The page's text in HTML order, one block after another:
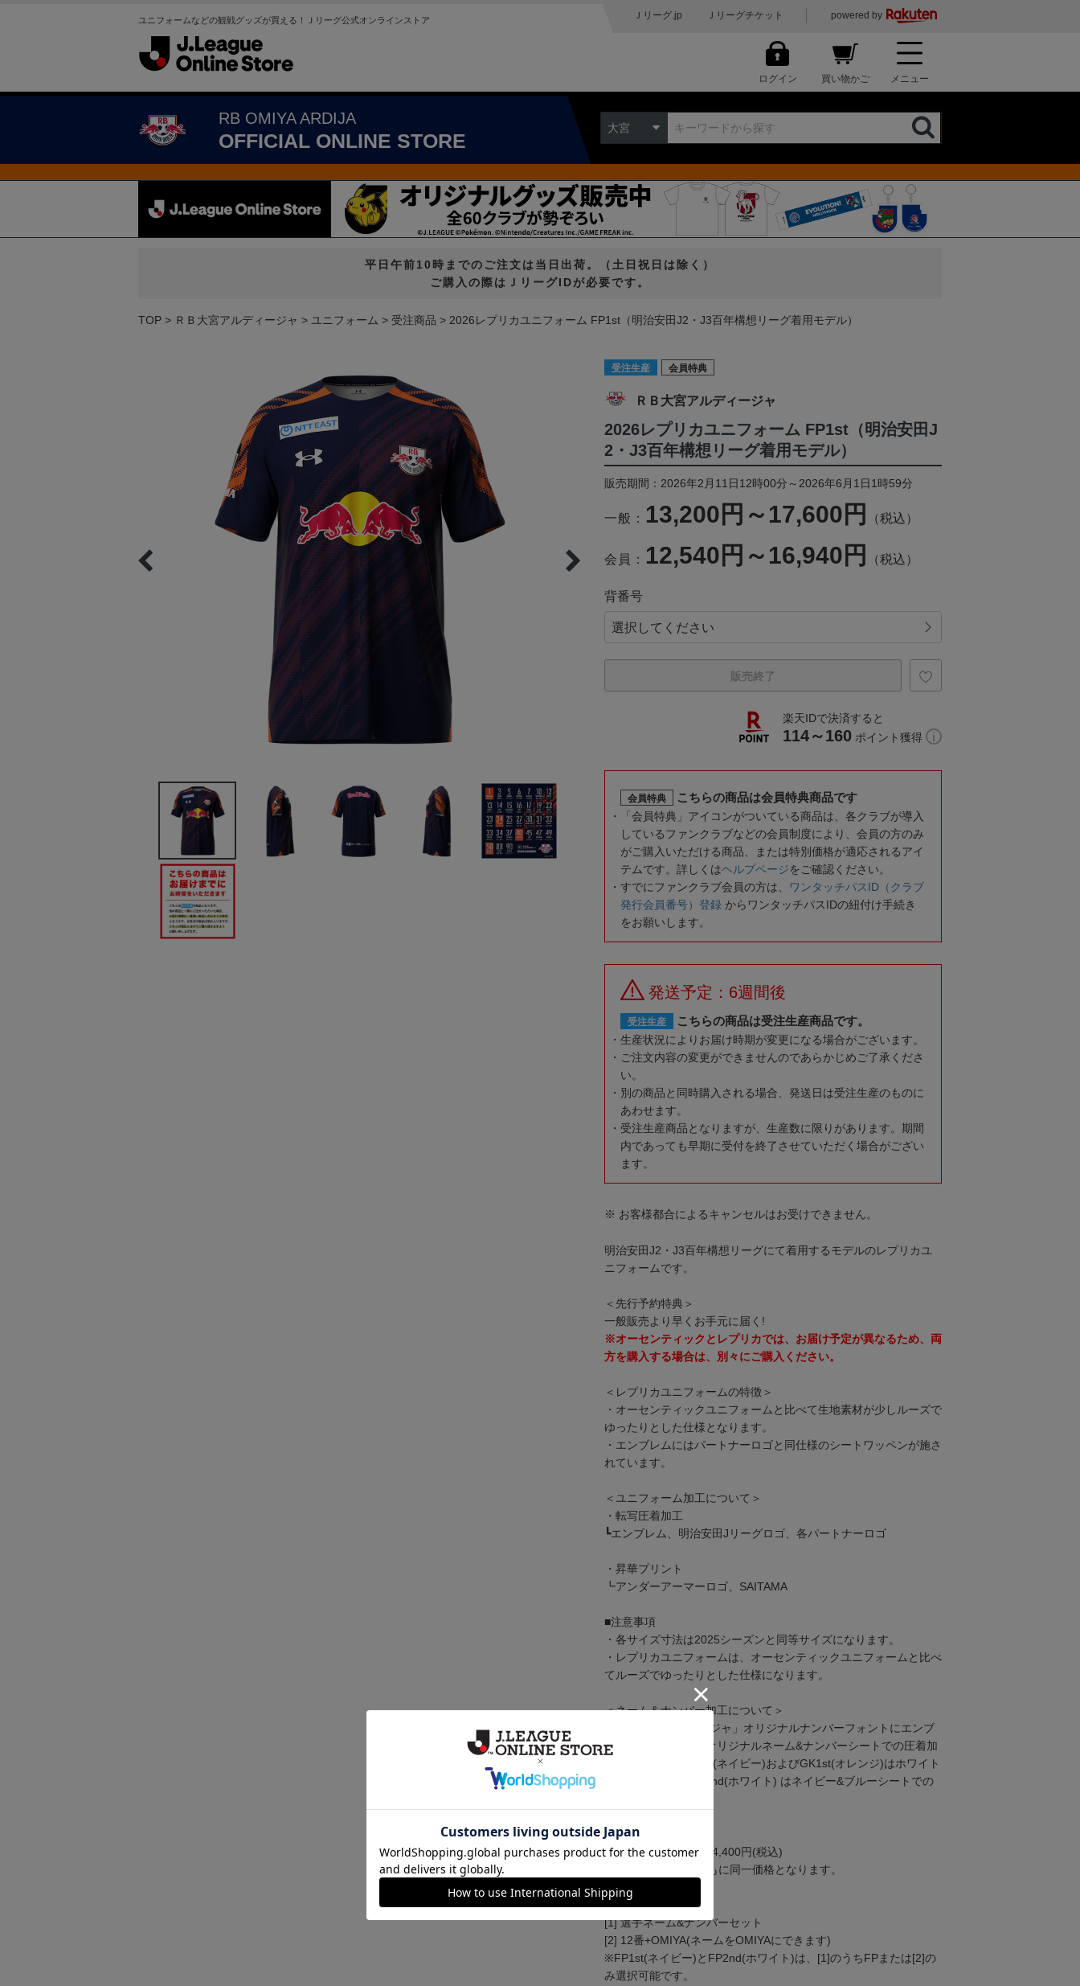
ユニフォームなどの観戦グッズが買える！Ｊリーグ公式オンラインストア Ｊリーグ.jp Ｊリーグチケット powered by
ログイン 買い物かご メニュー
RB OMIYA ARDIJA
OFFICIAL ONLINE STORE
大宮
平日午前10時までのご注文は当日出荷。（土日祝日は除く）
ご購入の際はＪリーグIDが必要です。
TOP ＲＢ大宮アルディージャ ユニフォーム 受注商品 2026レプリカユニフォーム FP1st（明治安田J2・J3百年構想リーグ着用モデル）
受注生産 会員特典
ＲＢ大宮アルディージャ
2026レプリカユニフォーム FP1st（明治安田J
2・J3百年構想リーグ着用モデル）
販売期間：2026年2月11日12時00分～2026年6月1日1時59分
一般： 13,200円～17,600円 （税込）
会員： 12,540円～16,940円 （税込）
背番号
販売終了
楽天IDで決済すると
114～160 ポイント獲得
会員特典 こちらの商品は会員特典商品です
「会員特典」アイコンがついている商品は、各クラブが導入
しているファンクラブなどの会員制度により、会員の方のみ
がご購入いただける商品、または特別価格が適応されるアイ
テムです。詳しくはヘルプページをご確認ください。
すでにファンクラブ会員の方は、
ワンタッチパスID（クラブ
発行会員番号）登録 からワンタッチパスIDの紐付け手続き
をお願いします。
発送予定：6週間後
受注生産 こちらの商品は受注生産商品です。
生産状況によりお届け時期が変更になる場合がございます。
ご注文内容の変更ができませんのであらかじめご了承くださ
い。
別の商品と同時購入される場合、発送日は受注生産のものに
あわせます。
受注生産商品となりますが、生産数に限りがあります。期間
内であっても早期に受付を終了させていただく場合がござい
ます。
※ お客様都合によるキャンセルはお受けできません。
明治安田J2・J3百年構想リーグにて着用するモデルのレプリカユ
ニフォームです。
＜先行予約特典＞
一般販売より早くお手元に届く!
※オーセンティックとレプリカでは、お届け予定が異なるため、両
方を購入する場合は、別々にご購入ください。
＜レプリカユニフォームの特徴＞
・オーセンティックユニフォームと比べて生地素材が少しルーズで
ゆったりとした仕様となります。
・エンブレムにはパートナーロゴと同仕様のシートワッペンが施さ
れています。
＜ユニフォーム加工について＞
・転写圧着加工
┗エンブレム、明治安田Jリーグロゴ、各パートナーロゴ
・昇華プリント
┗アンダーアーマーロゴ、SAITAMA
■注意事項
・各サイズ寸法は2025シーズンと同等サイズになります。
・レプリカユニフォームは、オーセンティックユニフォームと比べ
てルーズでゆったりとした仕様になります。
＜ネーム＆ナンバー加工について＞
「RB大宮アルディージャ」オリジナルナンバーフォントにエンブ
レムをデザインしたオリジナルネーム&ナンバーシートでの圧着加
工になります。FP1st(ネイビー)およびGK1st(オレンジ)はホワイト
&グレーシート、FP2nd(ホワイト) はネイビー&ブルーシートでの
■価格
ユニフォーム本体代+4,400円(税込)
※番号は1桁、2桁ともに同一価格となります。
■種類
[1] 選手ネーム&ナンバーセット
[2] 12番+OMIYA(ネームをOMIYAにできます)
※FP1st(ネイビー)とFP2nd(ホワイト)は、[1]のうちFPまたは[2]の
み選択可能です。